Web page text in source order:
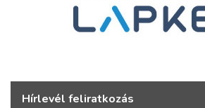
Hírlevél feliratkozás